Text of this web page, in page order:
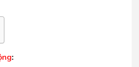
: